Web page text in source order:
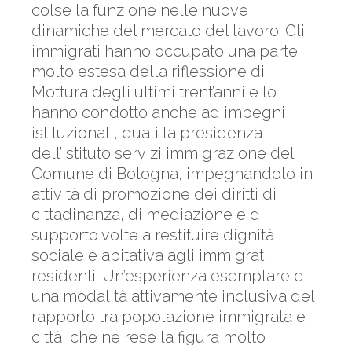
colse la funzione nelle nuove
dinamiche del mercato del lavoro. Gli
immigrati hanno occupato una parte
molto estesa della riflessione di
Mottura degli ultimi trent’anni e lo
hanno condotto anche ad impegni
istituzionali, quali la presidenza
dell’Istituto servizi immigrazione del
Comune di Bologna, impegnandolo in
attività di promozione dei diritti di
cittadinanza, di mediazione e di
supporto volte a restituire dignità
sociale e abitativa agli immigrati
residenti. Un’esperienza esemplare di
una modalità attivamente inclusiva del
rapporto tra popolazione immigrata e
città, che ne rese la figura molto